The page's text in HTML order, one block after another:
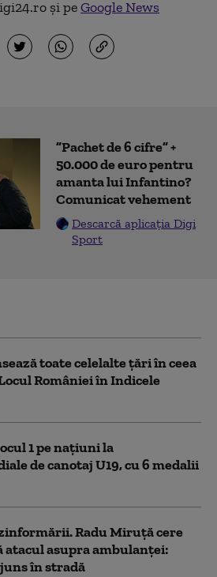
și peGoogle News
”Pachet de 6 cifre” +
50.000 de euro pentru
amanta lui Infantino?
Comunicat vehement
Descarcă aplicația Digi
Sport
toate celelalte țări în ceea
României în Indicele
1 pe naţiuni la
de canotaj U19, cu 6 medalii
Radu Miruță cere
atacul asupra ambulanței:
în stradă